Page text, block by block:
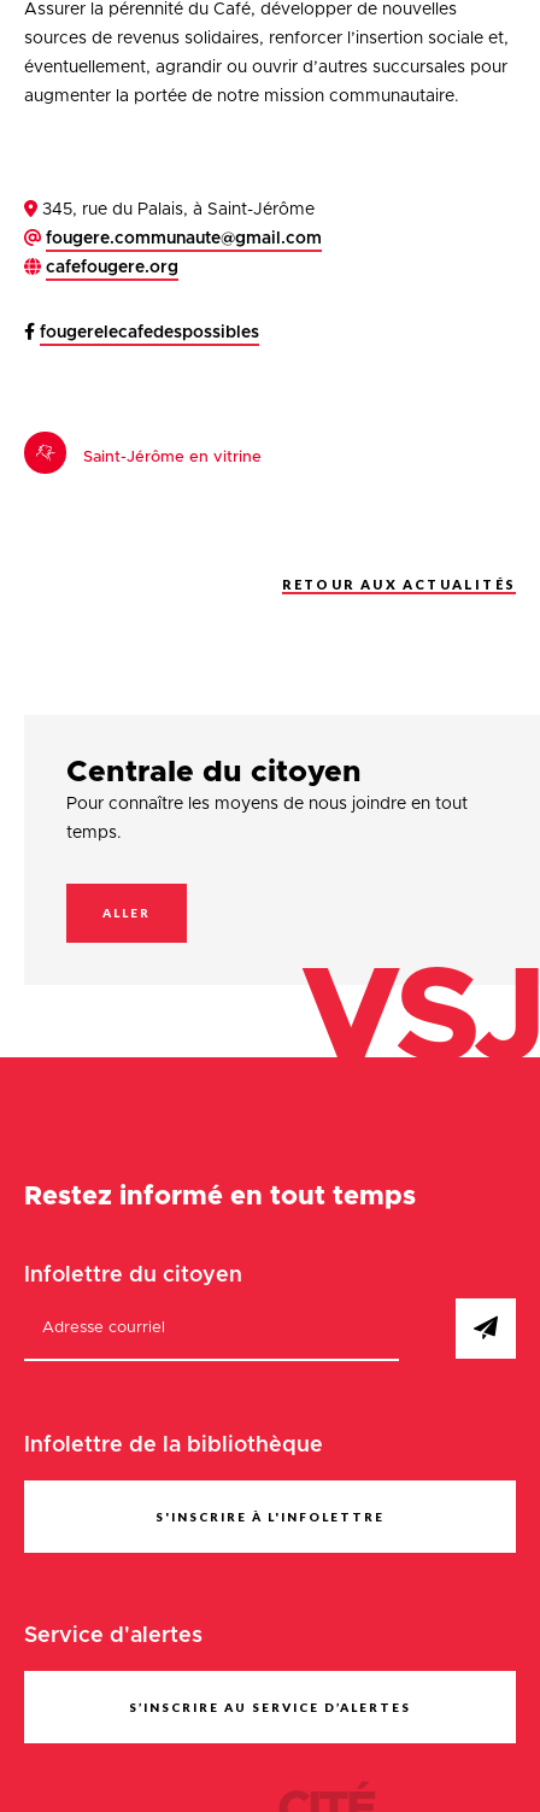
Assurer la pérennité du Café, développer de nouvelles
sources de revenus solidaires, renforcer l’insertion sociale et,
éventuellement, agrandir ou ouvrir d’autres succursales pour
augmenter la portée de notre mission communautaire.
345, rue du Palais, à Saint-Jérôme
fougere.communaute@gmail.com
cafefougere.org
fougerelecafedespossibles
Saint-Jérôme en vitrine
RETOUR AUX ACTUALITÉS
Centrale du citoyen
Pour connaître les moyens de nous joindre en tout
temps.
ALLER
VSJ
Restez informé en tout temps
Infolettre du citoyen
Infolettre de la bibliothèque
S'INSCRIRE À L'INFOLETTRE
Service d'alertes
S’INSCRIRE AU SERVICE D’ALERTES